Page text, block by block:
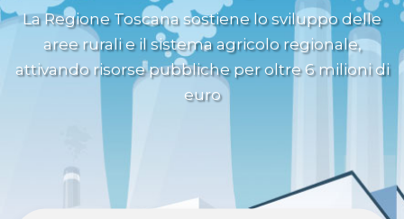
La Regione Toscana sostiene lo sviluppo delle
aree rurali e il sistema agricolo regionale,
attivando risorse pubbliche per oltre 6 milioni di
euro